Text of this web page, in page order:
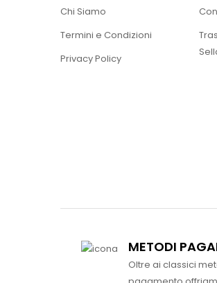
Chi Siamo
Termini e Condizioni
Privacy Policy
METODI
Oltre ai classici